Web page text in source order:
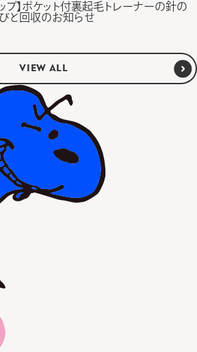
プ】ポケット付裏起毛トレーナーの針の
と回収のお知らせ
VIEW ALL